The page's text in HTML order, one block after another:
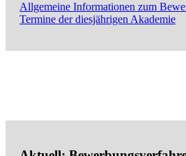
Allgemeine Informationen zum
Termine der diesjährigen Akademie